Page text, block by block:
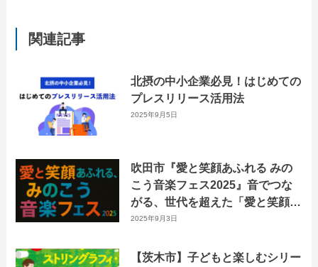
関連記事
北摂の中小企業必見！はじめての
プレスリリース活用法
2025年9月5日
吹田市『愛と笑顔あふれる みの
こう音楽フェス2025』音でつな
がる、世代を超えた「愛と笑顔」
のハーモニー！
2025年9月3日
【茨木市】子どもと楽しむシリー